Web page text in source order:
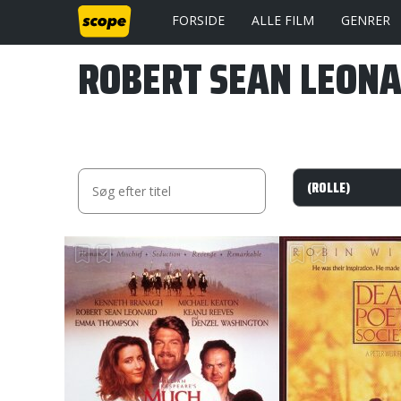
FORSIDE ALLE FILM GENRER
ROBERT SEAN